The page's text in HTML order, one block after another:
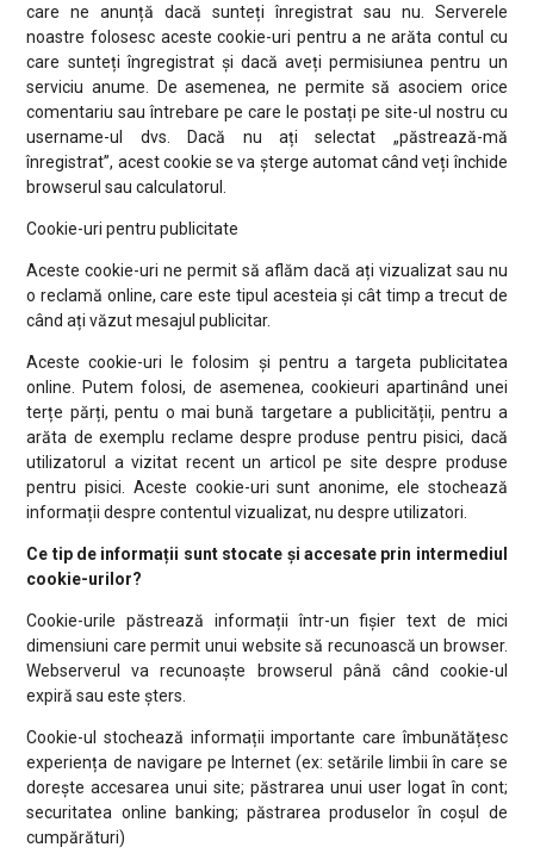
care ne anunță dacă sunteți înregistrat sau nu. Serverele
noastre folosesc aceste cookie-uri pentru a ne arăta contul cu
care sunteți îngregistrat și dacă aveți permisiunea pentru un
serviciu anume. De asemenea, ne permite să asociem orice
comentariu sau întrebare pe care le postați pe site-ul nostru cu
username-ul dvs. Dacă nu ați selectat „păstrează-mă
înregistrat”, acest cookie se va șterge automat când veți închide
browserul sau calculatorul.
Cookie-uri pentru publicitate
Aceste cookie-uri ne permit să aflăm dacă ați vizualizat sau nu
o reclamă online, care este tipul acesteia și cât timp a trecut de
când ați văzut mesajul publicitar.
Aceste cookie-uri le folosim și pentru a targeta publicitatea
online. Putem folosi, de asemenea, cookieuri apartinând unei
terțe părți, pentu o mai bună targetare a publicității, pentru a
arăta de exemplu reclame despre produse pentru pisici, dacă
utilizatorul a vizitat recent un articol pe site despre produse
pentru pisici. Aceste cookie-uri sunt anonime, ele stochează
informații despre contentul vizualizat, nu despre utilizatori.
Ce tip de informații sunt stocate și accesate prin intermediul
cookie-urilor?
Cookie-urile păstrează informații într-un fișier text de mici
dimensiuni care permit unui website să recunoască un browser.
Webserverul va recunoaște browserul până când cookie-ul
expiră sau este șters.
Cookie-ul stochează informații importante care îmbunătățesc
experiența de navigare pe Internet (ex: setările limbii în care se
dorește accesarea unui site; păstrarea unui user logat în cont;
securitatea online banking; păstrarea produselor în coșul de
cumpărături)